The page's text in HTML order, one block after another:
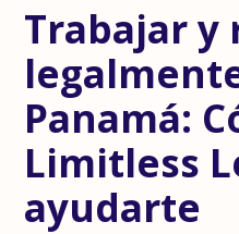
Trabajar y
Panamá:
Limitless
ayudarte